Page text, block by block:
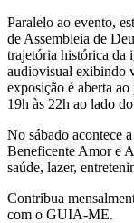
Paralelo ao evento,
de Assembleia de
trajetória histórica da
audiovisual exibindo
exposição é aberta
19h às 22h ao lado
No sábado acontece
Beneficente Amor e
saúde, lazer,
Contribua
com o GUIA-ME.